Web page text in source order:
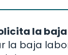
la
la baja